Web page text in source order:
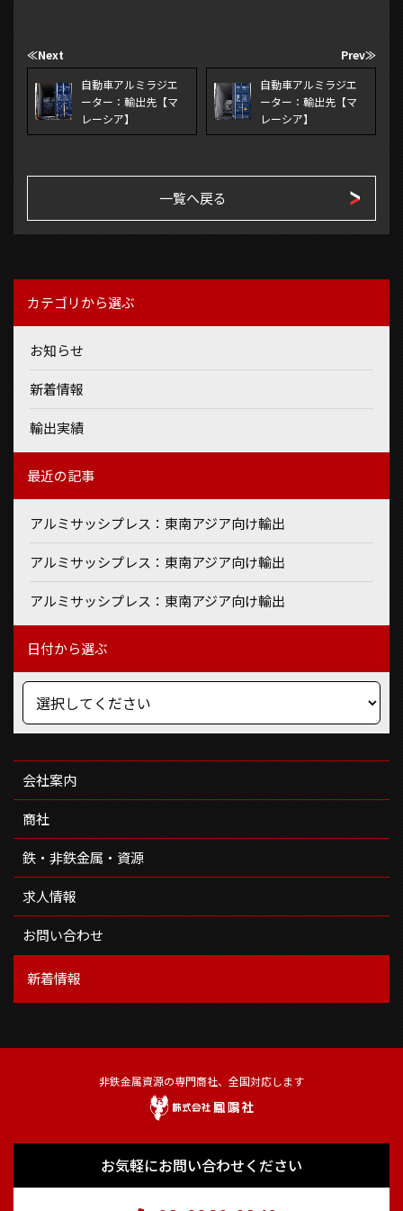
≪Next
自動車アルミラジエ
ーター：輸出先【マ
レーシア】
Prev≫
自動車アルミラジエ
ーター：輸出先【マ
レーシア】
一覧へ戻る
カテゴリから選ぶ
お知らせ
新着情報
輸出実績
最近の記事
アルミサッシプレス：東南アジア向け輸出
アルミサッシプレス：東南アジア向け輸出
アルミサッシプレス：東南アジア向け輸出
日付から選ぶ
会社案内
商社
鉄・非鉄金属・資源
求人情報
お問い合わせ
新着情報
非鉄金属資源の専門商社、全国対応します
お気軽にお問い合わせください